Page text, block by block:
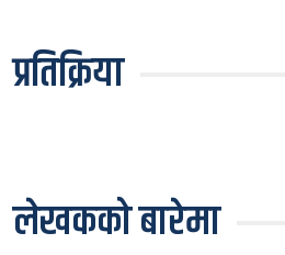
प्रतिक्रिया
लेखकको बारेमा